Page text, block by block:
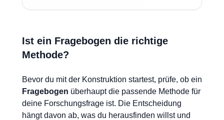
Ist ein Fragebogen die richtige
Methode?
Bevor du mit der Konstruktion startest, prüfe, ob ein
Fragebogen überhaupt die passende Methode für
deine Forschungsfrage ist. Die Entscheidung
hängt davon ab, was du herausfinden willst und